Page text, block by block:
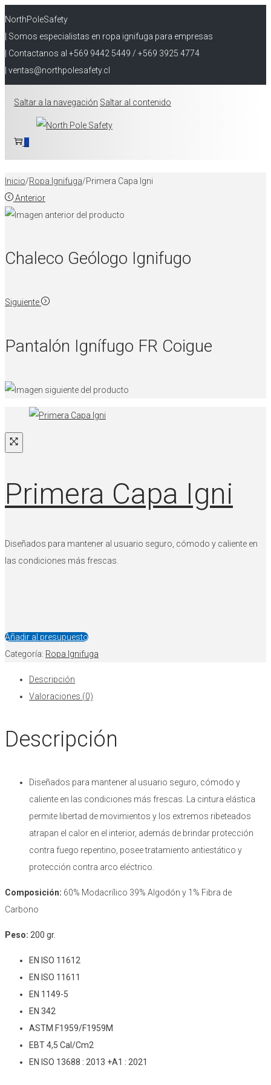
NorthPoleSafety
| Somos especialistas en ropa ignifuga para empresas
| Contactanos al +569 9442 5449 / +569 3925 4774
| ventas@northpolesafety.cl
Saltar a la navegación Saltar al contenido
0
Inicio/Ropa Ignifuga/Primera Capa Igni
Anterior
Chaleco Geólogo Ignifugo
Siguiente
Pantalón Ignífugo FR Coigue
Primera Capa Igni
Diseñados para mantener al usuario seguro, cómodo y caliente en
las condiciones más frescas.
Añadir al presupuesto
Categoría: Ropa Ignifuga
Descripción
Valoraciones (0)
Descripción
Diseñados para mantener al usuario seguro, cómodo y
caliente en las condiciones más frescas. La cintura elástica
permite libertad de movimientos y los extremos ribeteados
atrapan el calor en el interior, además de brindar protección
contra fuego repentino, posee tratamiento antiestático y
protección contra arco eléctrico.
Composición: 60% Modacrílico 39% Algodón y 1% Fibra de
Carbono
Peso: 200 gr.
EN ISO 11612
EN ISO 11611
EN 1149-5
EN 342
ASTM F1959/F1959M
EBT 4,5 Cal/Cm2
EN ISO 13688 : 2013 +A1 : 2021